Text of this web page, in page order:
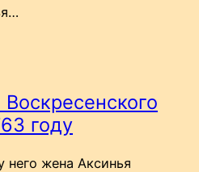
году
него жена Аксинья